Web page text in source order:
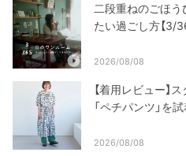
二段重ねのごほ
たい過ごし方【3/
2026/08/08
【着用レビュー】
「ペチパンツ」を
2026/08/08